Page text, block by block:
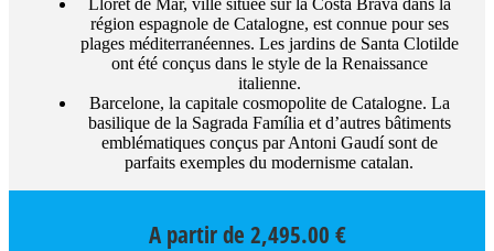
région espagnole de Catalogne, est connue pour ses
plages méditerranéennes. Les jardins de Santa Clotilde
ont été conçus dans le style de la Renaissance
italienne.
Barcelone, la capitale cosmopolite de Catalogne. La
basilique de la Sagrada Família et d’autres bâtiments
emblématiques conçus par Antoni Gaudí sont de
parfaits exemples du modernisme catalan.
A partir de 2,495.00 €